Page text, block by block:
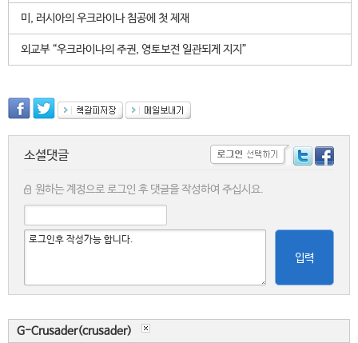
미, 러시아의 우크라이나 침공에 첫 제재
외교부 “우크라이나의 주권, 영토보전 일관되게 지지”
소셜댓글
원하는 계정으로 로그인 후 댓글을 작성하여 주십시요.
입력
G-Crusader(crusader)